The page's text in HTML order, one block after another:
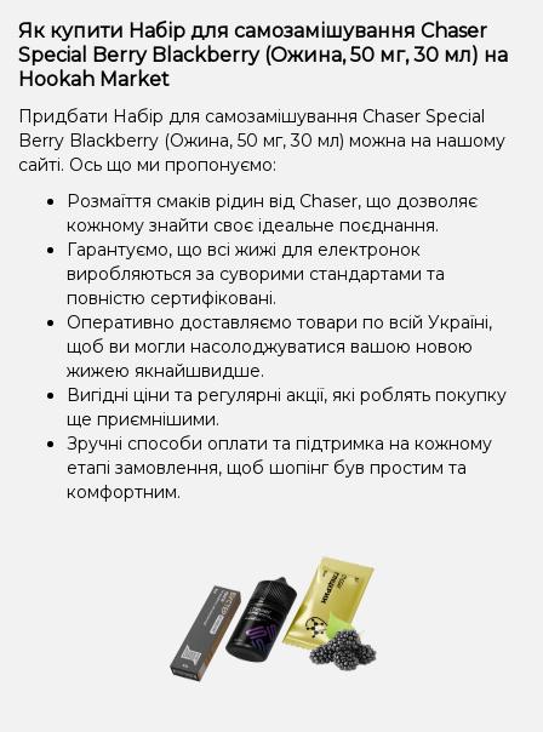
Як купити Набір для самозамішування Chaser
Special Berry Blackberry (Ожина, 50 мг, 30 мл) на
Hookah Market
Придбати Набір для самозамішування Chaser Special
Berry Blackberry (Ожина, 50 мг, 30 мл) можна на нашому
сайті. Ось що ми пропонуємо:
Розмаїття смаків рідин від Chaser, що дозволяє
кожному знайти своє ідеальне поєднання.
Гарантуємо, що всі жижі для електронок
виробляються за суворими стандартами та
повністю сертифіковані.
Оперативно доставляємо товари по всій Україні,
щоб ви могли насолоджуватися вашою новою
жижею якнайшвидше.
Вигідні ціни та регулярні акції, які роблять покупку
ще приємнішими.
Зручні способи оплати та підтримка на кожному
етапі замовлення, щоб шопінг був простим та
комфортним.